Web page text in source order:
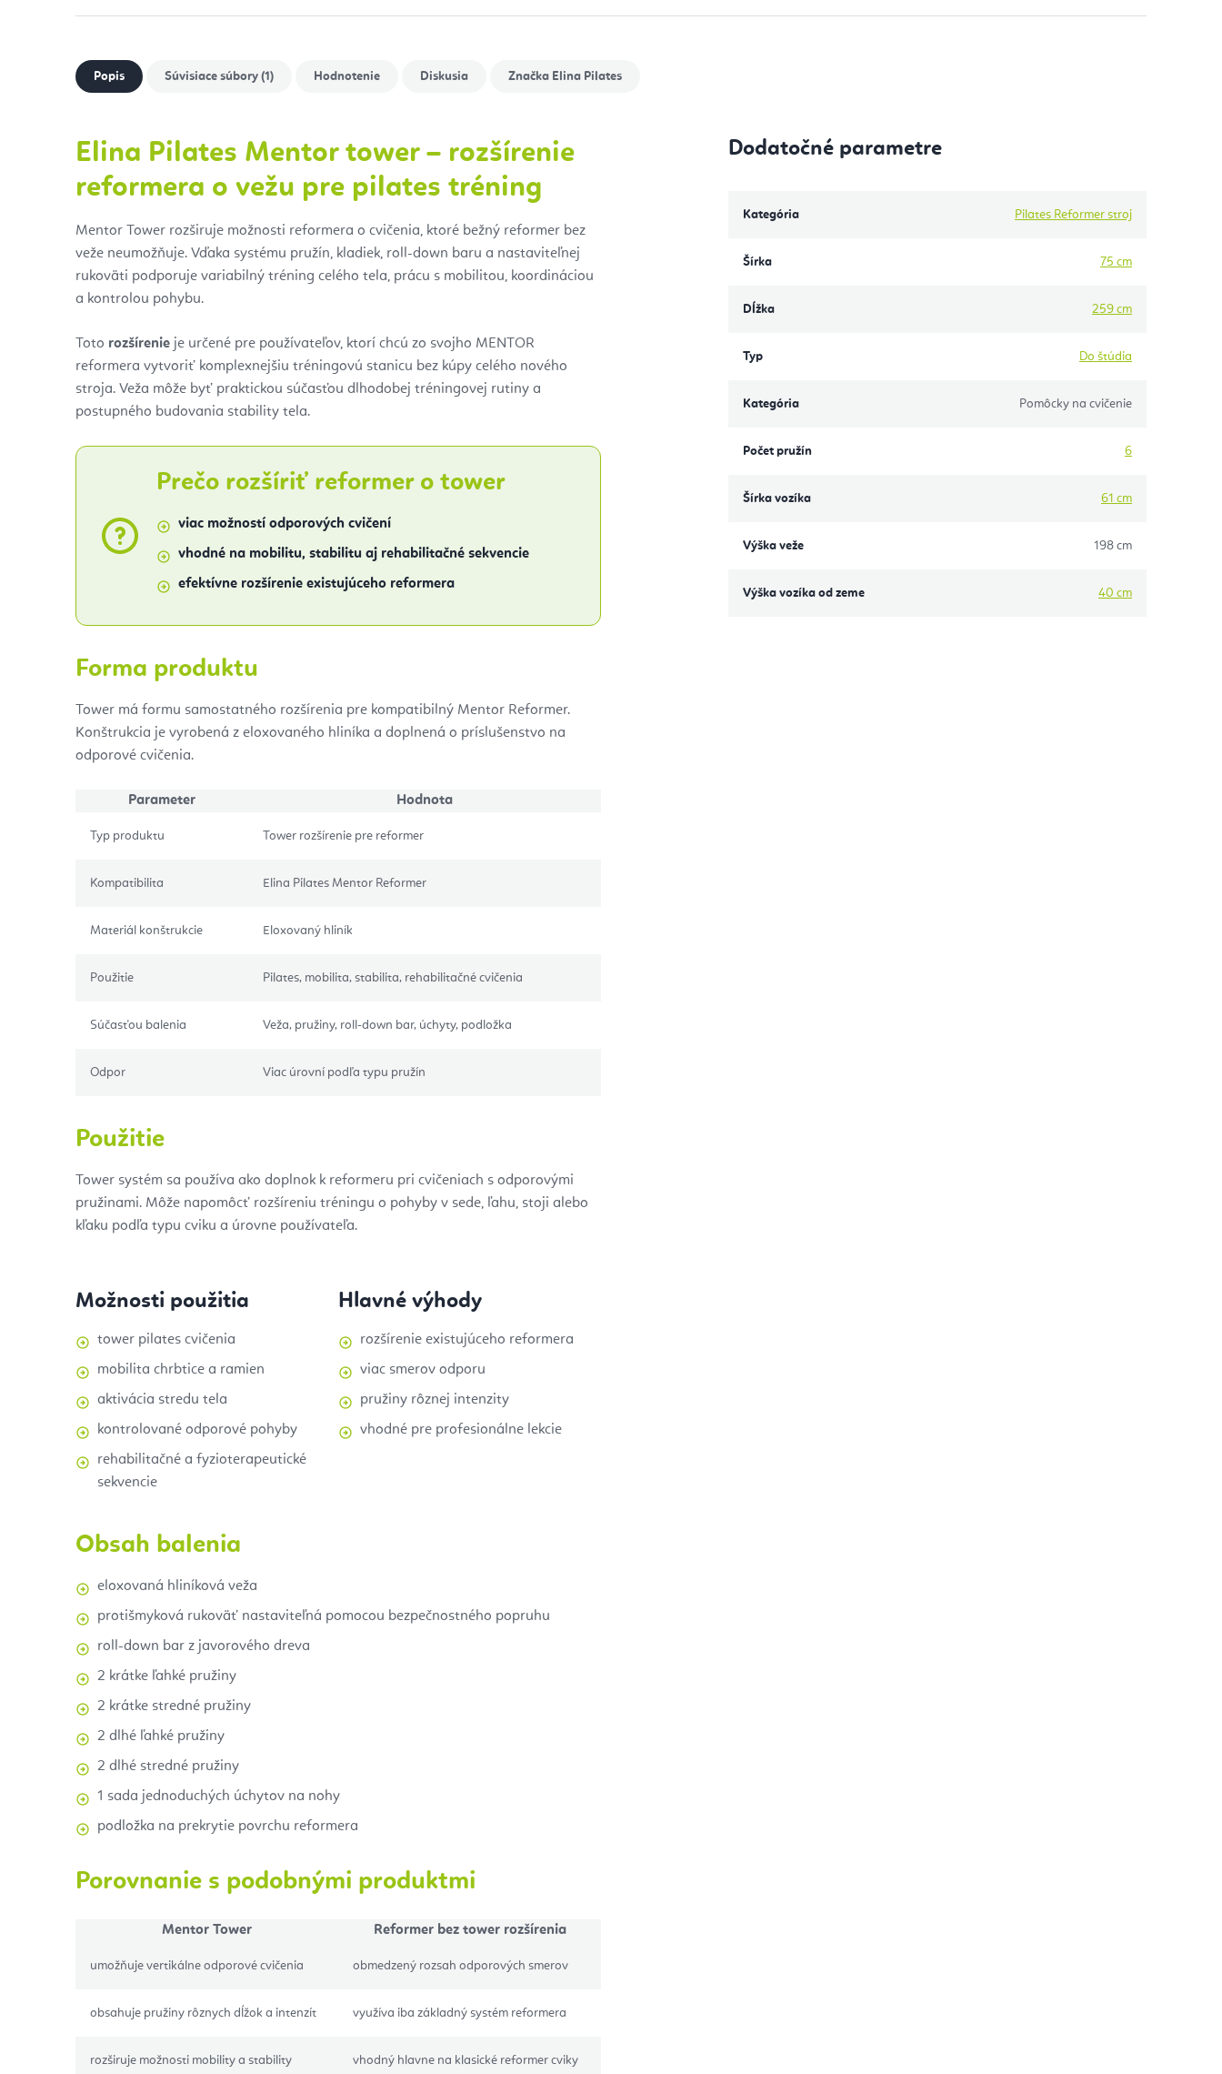
Popis Súvisiace súbory (1) Hodnotenie Diskusia Značka Elina Pilates
Elina Pilates Mentor tower – rozšírenie
reformera o vežu pre pilates tréning
Mentor Tower rozširuje možnosti reformera o cvičenia, ktoré bežný reformer bez
veže neumožňuje. Vďaka systému pružín, kladiek, roll-down baru a nastaviteľnej
rukoväti podporuje variabilný tréning celého tela, prácu s mobilitou, koordináciou
a kontrolou pohybu.
Toto rozšírenie je určené pre používateľov, ktorí chcú zo svojho MENTOR
reformera vytvoriť komplexnejšiu tréningovú stanicu bez kúpy celého nového
stroja. Veža môže byť praktickou súčasťou dlhodobej tréningovej rutiny a
postupného budovania stability tela.
Prečo rozšíriť reformer o tower
viac možností odporových cvičení
vhodné na mobilitu, stabilitu aj rehabilitačné sekvencie
efektívne rozšírenie existujúceho reformera
Forma produktu
Tower má formu samostatného rozšírenia pre kompatibilný Mentor Reformer.
Konštrukcia je vyrobená z eloxovaného hliníka a doplnená o príslušenstvo na
odporové cvičenia.
Parameter Hodnota
Typ produktu Tower rozšírenie pre reformer
Kompatibilita Elina Pilates Mentor Reformer
Materiál konštrukcie Eloxovaný hliník
Použitie Pilates, mobilita, stabilita, rehabilitačné cvičenia
Súčasťou balenia Veža, pružiny, roll-down bar, úchyty, podložka
Odpor Viac úrovní podľa typu pružín
Použitie
Tower systém sa používa ako doplnok k reformeru pri cvičeniach s odporovými
pružinami. Môže napomôcť rozšíreniu tréningu o pohyby v sede, ľahu, stoji alebo
kľaku podľa typu cviku a úrovne používateľa.
Možnosti použitia
tower pilates cvičenia
mobilita chrbtice a ramien
aktivácia stredu tela
kontrolované odporové pohyby
rehabilitačné a fyzioterapeutické
sekvencie
Hlavné výhody
rozšírenie existujúceho reformera
viac smerov odporu
pružiny rôznej intenzity
vhodné pre profesionálne lekcie
Obsah balenia
eloxovaná hliníková veža
protišmyková rukoväť nastaviteľná pomocou bezpečnostného popruhu
roll-down bar z javorového dreva
2 krátke ľahké pružiny
2 krátke stredné pružiny
2 dlhé ľahké pružiny
2 dlhé stredné pružiny
1 sada jednoduchých úchytov na nohy
podložka na prekrytie povrchu reformera
Porovnanie s podobnými produktmi
Mentor Tower Reformer bez tower rozšírenia
umožňuje vertikálne odporové cvičenia obmedzený rozsah odporových smerov
obsahuje pružiny rôznych dĺžok a intenzít využíva iba základný systém reformera
rozširuje možnosti mobility a stability vhodný hlavne na klasické reformer cviky
Dodatočné parametre
Kategória Pilates Reformer stroj
Šírka 75 cm
Dĺžka 259 cm
Typ Do štúdia
Kategória Pomôcky na cvičenie
Počet pružín 6
Šírka vozíka 61 cm
Výška veže 198 cm
Výška vozíka od zeme 40 cm